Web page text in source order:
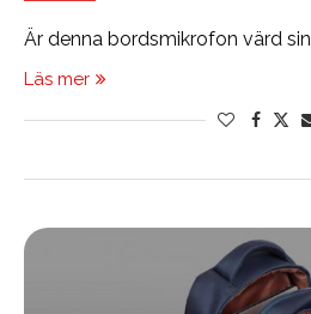
Är denna bordsmikrofon värd
Läs mer